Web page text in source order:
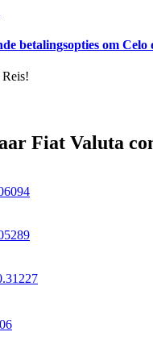
kunt blijven
betalingsopties om
Fiat Valuta